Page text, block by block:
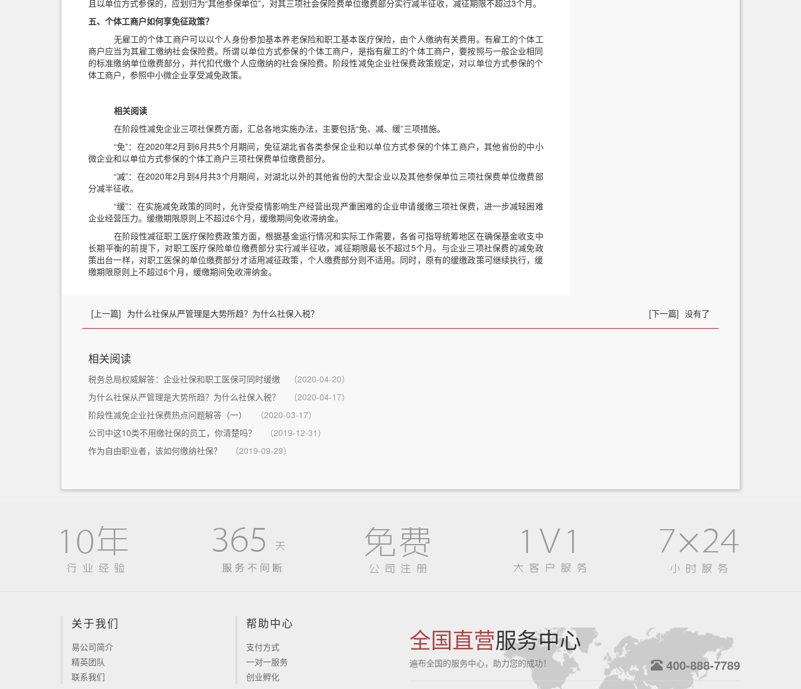
且以单位方式参保的，应划归为“其他参保单位”，对其三项社会保险费单位缴费部分实行减半征收，减征期限不超过3个月。
五、个体工商户如何享免征政策？
无雇工的个体工商户可以以个人身份参加基本养老保险和职工基本医疗保险，由个人缴纳有关费用。有雇工的个体工
商户应当为其雇工缴纳社会保险费。所谓以单位方式参保的个体工商户，是指有雇工的个体工商户，要按照与一般企业相同
的标准缴纳单位缴费部分，并代扣代缴个人应缴纳的社会保险费。阶段性减免企业社保费政策规定，对以单位方式参保的个
体工商户，参照中小微企业享受减免政策。
相关阅读
在阶段性减免企业三项社保费方面，汇总各地实施办法，主要包括“免、减、缓”三项措施。
“免”：在2020年2月到6月共5个月期间，免征湖北省各类参保企业和以单位方式参保的个体工商户，其他省份的中小
微企业和以单位方式参保的个体工商户三项社保费单位缴费部分。
“减”：在2020年2月到4月共3个月期间，对湖北以外的其他省份的大型企业以及其他参保单位三项社保费单位缴费部
分减半征收。
“缓”：在实施减免政策的同时，允许受疫情影响生产经营出现严重困难的企业申请缓缴三项社保费，进一步减轻困难
企业经营压力。缓缴期限原则上不超过6个月，缓缴期间免收滞纳金。
在阶段性减征职工医疗保险费政策方面，根据基金运行情况和实际工作需要，各省可指导统筹地区在确保基金收支中
长期平衡的前提下，对职工医疗保险单位缴费部分实行减半征收，减征期限最长不超过5个月。与企业三项社保费的减免政
策出台一样，对职工医保的单位缴费部分才适用减征政策，个人缴费部分则不适用。同时，原有的缓缴政策可继续执行，缓
缴期限原则上不超过6个月，缓缴期间免收滞纳金。
[上一篇] 为什么社保从严管理是大势所趋？为什么社保入税？ [下一篇] 没有了
相关阅读
税务总局权威解答：企业社保和职工医保可同时缓缴
（2020-04-20）
为什么社保从严管理是大势所趋？为什么社保入税？
（2020-04-17）
阶段性减免企业社保费热点问题解答（一）
（2020-03-17）
公司中这10类不用缴社保的员工，你清楚吗？
（2019-12-31）
作为自由职业者，该如何缴纳社保？
（2019-09-29）
关于我们
易公司简介
精英团队
联系我们
帮助中心
支付方式
一对一服务
创业孵化
全国直营服务中心
遍布全国的服务中心，助力您的成功！ 400-888-7789